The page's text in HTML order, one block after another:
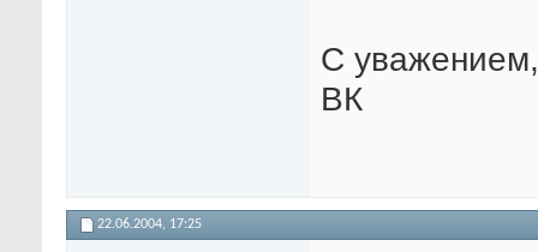
С уважением,
ВК
22.06.2004, 17:25